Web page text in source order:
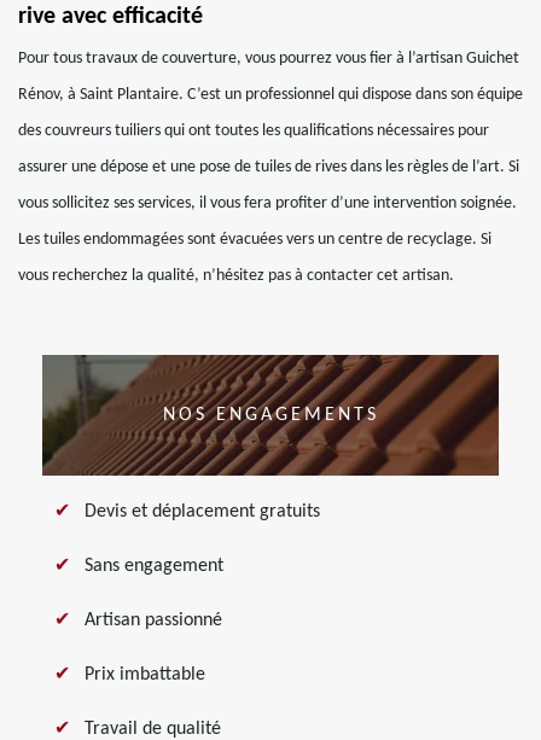
rive avec efficacité
Pour tous travaux de couverture, vous pourrez vous fier à l’artisan Guichet
Rénov, à Saint Plantaire. C’est un professionnel qui dispose dans son équipe
des couvreurs tuiliers qui ont toutes les qualifications nécessaires pour
assurer une dépose et une pose de tuiles de rives dans les règles de l’art. Si
vous sollicitez ses services, il vous fera profiter d’une intervention soignée.
Les tuiles endommagées sont évacuées vers un centre de recyclage. Si
vous recherchez la qualité, n’hésitez pas à contacter cet artisan.
NOS ENGAGEMENTS
Devis et déplacement gratuits
Sans engagement
Artisan passionné
Prix imbattable
Travail de qualité